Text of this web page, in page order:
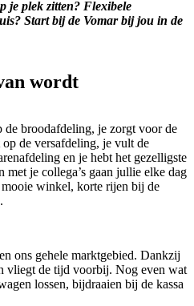
je plek zitten? Flexibele
Start bij de Vomar bij jou in de
wordt
de broodafdeling, je zorgt voor de
de versafdeling, je vult de
en je hebt het gezelligste
met je collega’s gaan jullie elke dag
mooie winkel, korte rijen bij de
ons gehele marktgebied. Dankzij
vliegt de tijd voorbij. Nog even wat
lossen, bijdraaien bij de kassa